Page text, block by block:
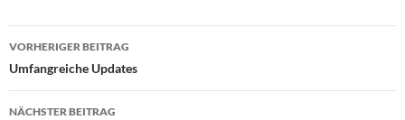
Beitrags-
Navigation
VORHERIGER BEITRAG
Umfangreiche Updates
NÄCHSTER BEITRAG